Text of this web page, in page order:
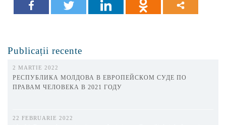
Publicații recente
2 MARTIE 2022
РЕСПУБЛИКА МОЛДОВА В ЕВРОПЕЙСКОМ СУДЕ ПО
ПРАВАМ ЧЕЛОВЕКА В 2021 ГОДУ
22 FEBRUARIE 2022